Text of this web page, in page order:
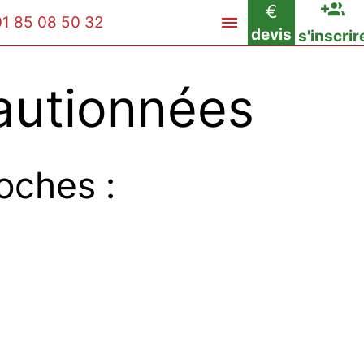
85 08 50 32
€
devis
: